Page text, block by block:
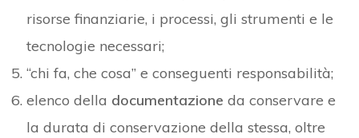
risorse finanziarie, i processi, gli strumenti e le
tecnologie necessari;
“chi fa, che cosa” e conseguenti responsabilità;
elenco della documentazione da conservare e
la durata di conservazione della stessa, oltre